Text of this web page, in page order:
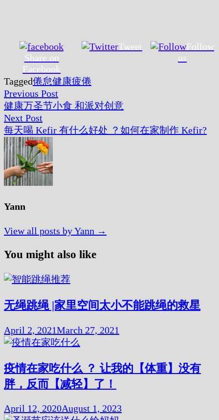
Share on
Facebook
Tweet
Follow
us
Tagged倦怠健康疲倦
Post
navigation
Previous Post
post:
健康万圣节小食 和派对创意
Next Post
post:
每天喝 Kefir 有什么好处 ？如何在家制作 Kefir?
Yann
View all posts by Yann →
You might also like
无绳跳绳 |家里空间太小不能跳绳的救星
April 2, 2021March 27, 2021
疫情在家吃什么 ？ 让我的【体重】没有
胖，反而【减轻】了！
April 12, 2020August 1, 2023